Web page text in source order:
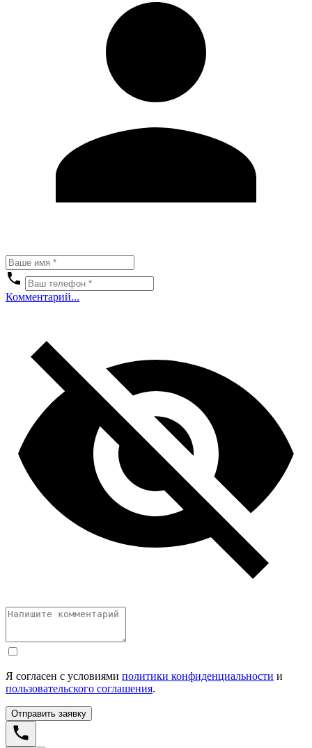
Комментарий...
Я согласен с условиями политики конфиденциальности и
пользовательского соглашения.
Отправить заявку